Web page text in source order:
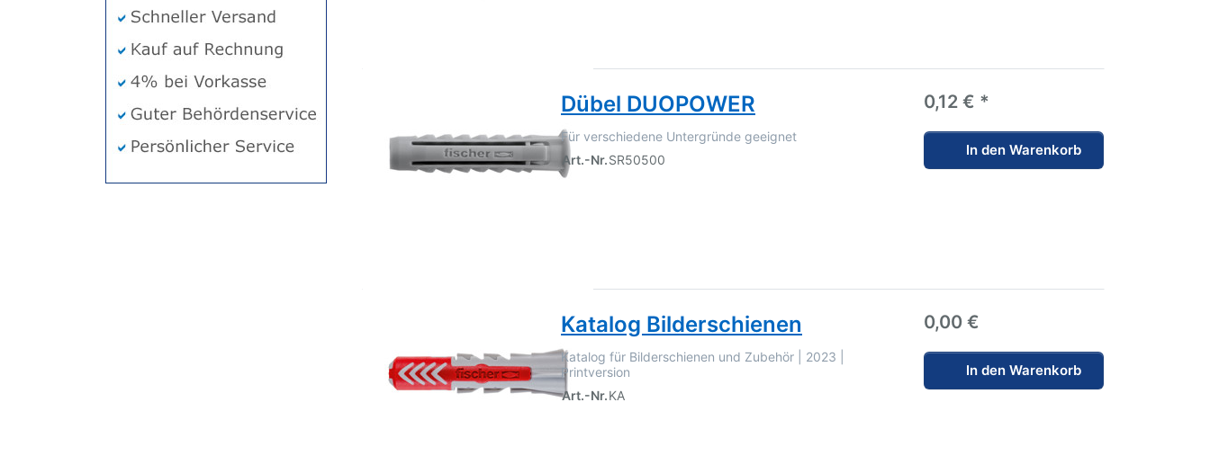
Dübel DUOPOWER
Für verschiedene Untergründe geeignet
Art.-Nr.SR50500
0,12 € *
In den Warenkorb
Katalog Bilderschienen
Katalog für Bilderschienen und Zubehör | 2023 |
Printversion
Art.-Nr.KA
0,00 €
In den Warenkorb